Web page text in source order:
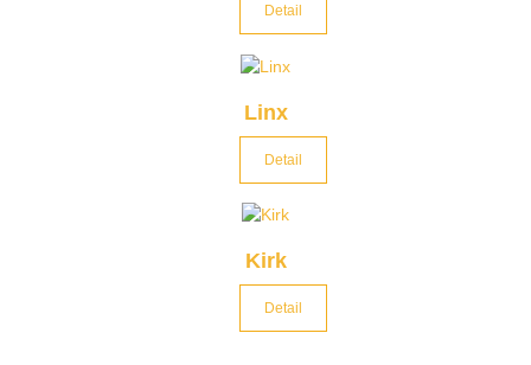
Detail
Linx
Detail
Kirk
Detail